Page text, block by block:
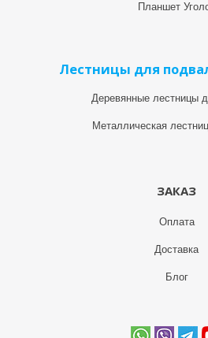
Планшет
Лестницы для
Деревянные лестницы
Металлическая
ЗАКАЗ
Оплата
Доставка
Блог